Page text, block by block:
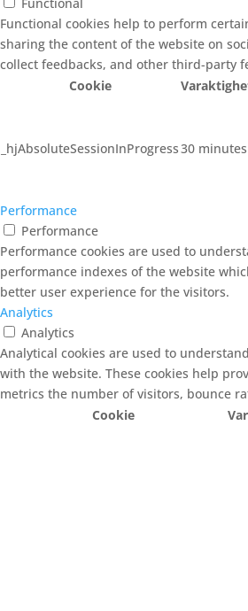
Functional cookies help to perform
sharing the content of the website on
collect feedbacks, and other third-party
Cookie
_hjAbsoluteSessionInProgress30 minutes
Performance
Performance
Performance cookies are used to
performance indexes of the website
better user experience for the visitors.
Analytics
Analytics
Analytical cookies are used to
with the website. These cookies help
metrics the number of visitors, bounce
Cookie